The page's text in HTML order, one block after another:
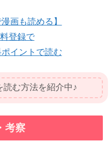
画も読める】
登録で
イントで読む
読む方法を紹介中♪
考察